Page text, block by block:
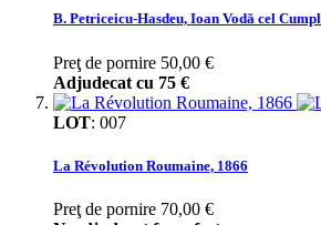
B. Petriceicu-Hasdeu, Ioan Vodă cel
Preţ de pornire 50,00 €
Adjudecat cu 75 €
LOT: 007
La Révolution Roumaine, 1866
Preţ de pornire 70,00 €